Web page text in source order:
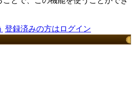
登録済みの方はログイン